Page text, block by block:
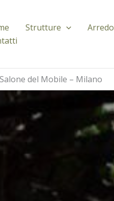
Strutture Arredo
del Mobile – Milano